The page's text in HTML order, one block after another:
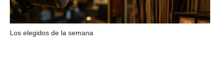
Los elegidos de la semana